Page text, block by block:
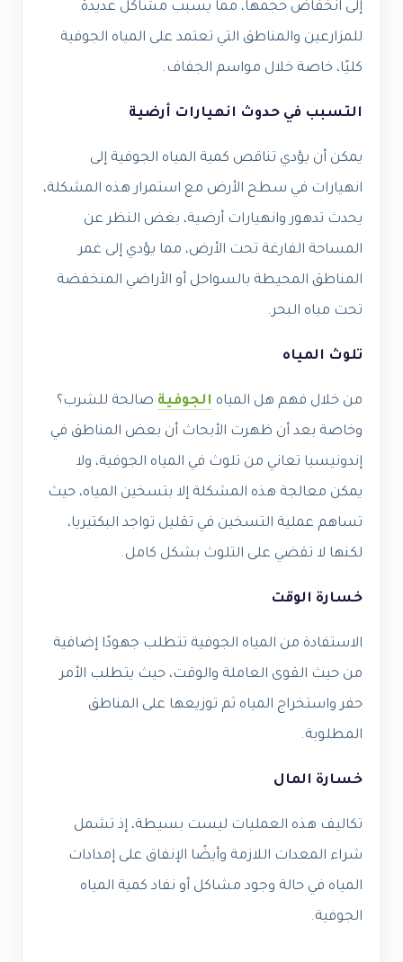
إلى انخفاض حجمها، مما يسبب مشاكل عديدة
للمزارعين والمناطق التي تعتمد على المياه الجوفية
كليًا، خاصة خلال مواسم الجفاف.
التسبب في حدوث انهيارات أرضية
يمكن أن يؤدي تناقص كمية المياه الجوفية إلى
انهيارات في سطح الأرض مع استمرار هذه المشكلة،
يحدث تدهور وانهيارات أرضية، بغض النظر عن
المساحة الفارغة تحت الأرض، مما يؤدي إلى غمر
المناطق المحيطة بالسواحل أو الأراضي المنخفضة
تحت مياه البحر.
تلوث المياه
من خلال فهم هل المياه الجوفية صالحة للشرب؟
وخاصة بعد أن ظهرت الأبحاث أن بعض المناطق في
إندونيسيا تعاني من تلوث في المياه الجوفية، ولا
يمكن معالجة هذه المشكلة إلا بتسخين المياه، حيث
تساهم عملية التسخين في تقليل تواجد البكتيريا،
لكنها لا تقضي على التلوث بشكل كامل.
خسارة الوقت
الاستفادة من المياه الجوفية تتطلب جهودًا إضافية
من حيث القوى العاملة والوقت، حيث يتطلب الأمر
حفر واستخراج المياه ثم توزيعها على المناطق
المطلوبة.
خسارة المال
تكاليف هذه العمليات ليست بسيطة، إذ تشمل
شراء المعدات اللازمة وأيضًا الإنفاق على إمدادات
المياه في حالة وجود مشاكل أو نفاد كمية المياه
الجوفية.